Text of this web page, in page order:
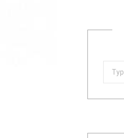
Search